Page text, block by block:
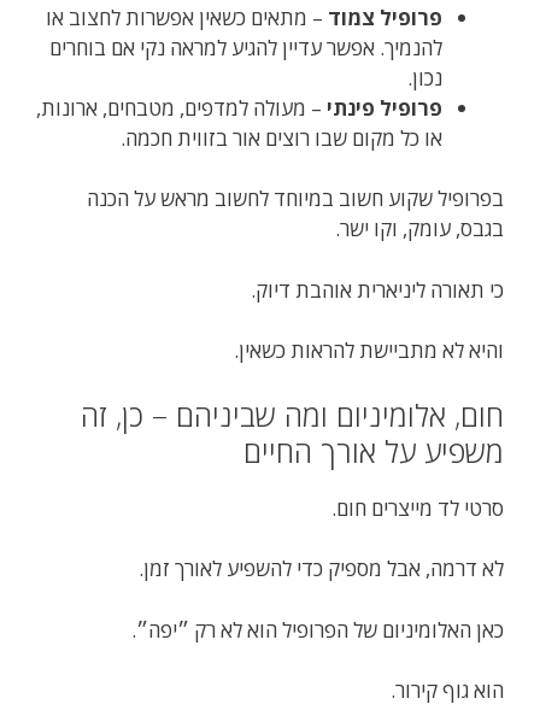
פרופיל צמוד – מתאים כשאין אפשרות לחצוב או
להנמיך. אפשר עדיין להגיע למראה נקי אם בוחרים
נכון.
פרופיל פינתי – מעולה למדפים, מטבחים, ארונות,
או כל מקום שבו רוצים אור בזווית חכמה.
בפרופיל שקוע חשוב במיוחד לחשוב מראש על הכנה
בגבס, עומק, וקו ישר.
כי תאורה ליניארית אוהבת דיוק.
והיא לא מתביישת להראות כשאין.
חום, אלומיניום ומה שביניהם – כן, זה
משפיע על אורך החיים
סרטי לד מייצרים חום.
לא דרמה, אבל מספיק כדי להשפיע לאורך זמן.
כאן האלומיניום של הפרופיל הוא לא רק ״יפה״.
הוא גוף קירור.